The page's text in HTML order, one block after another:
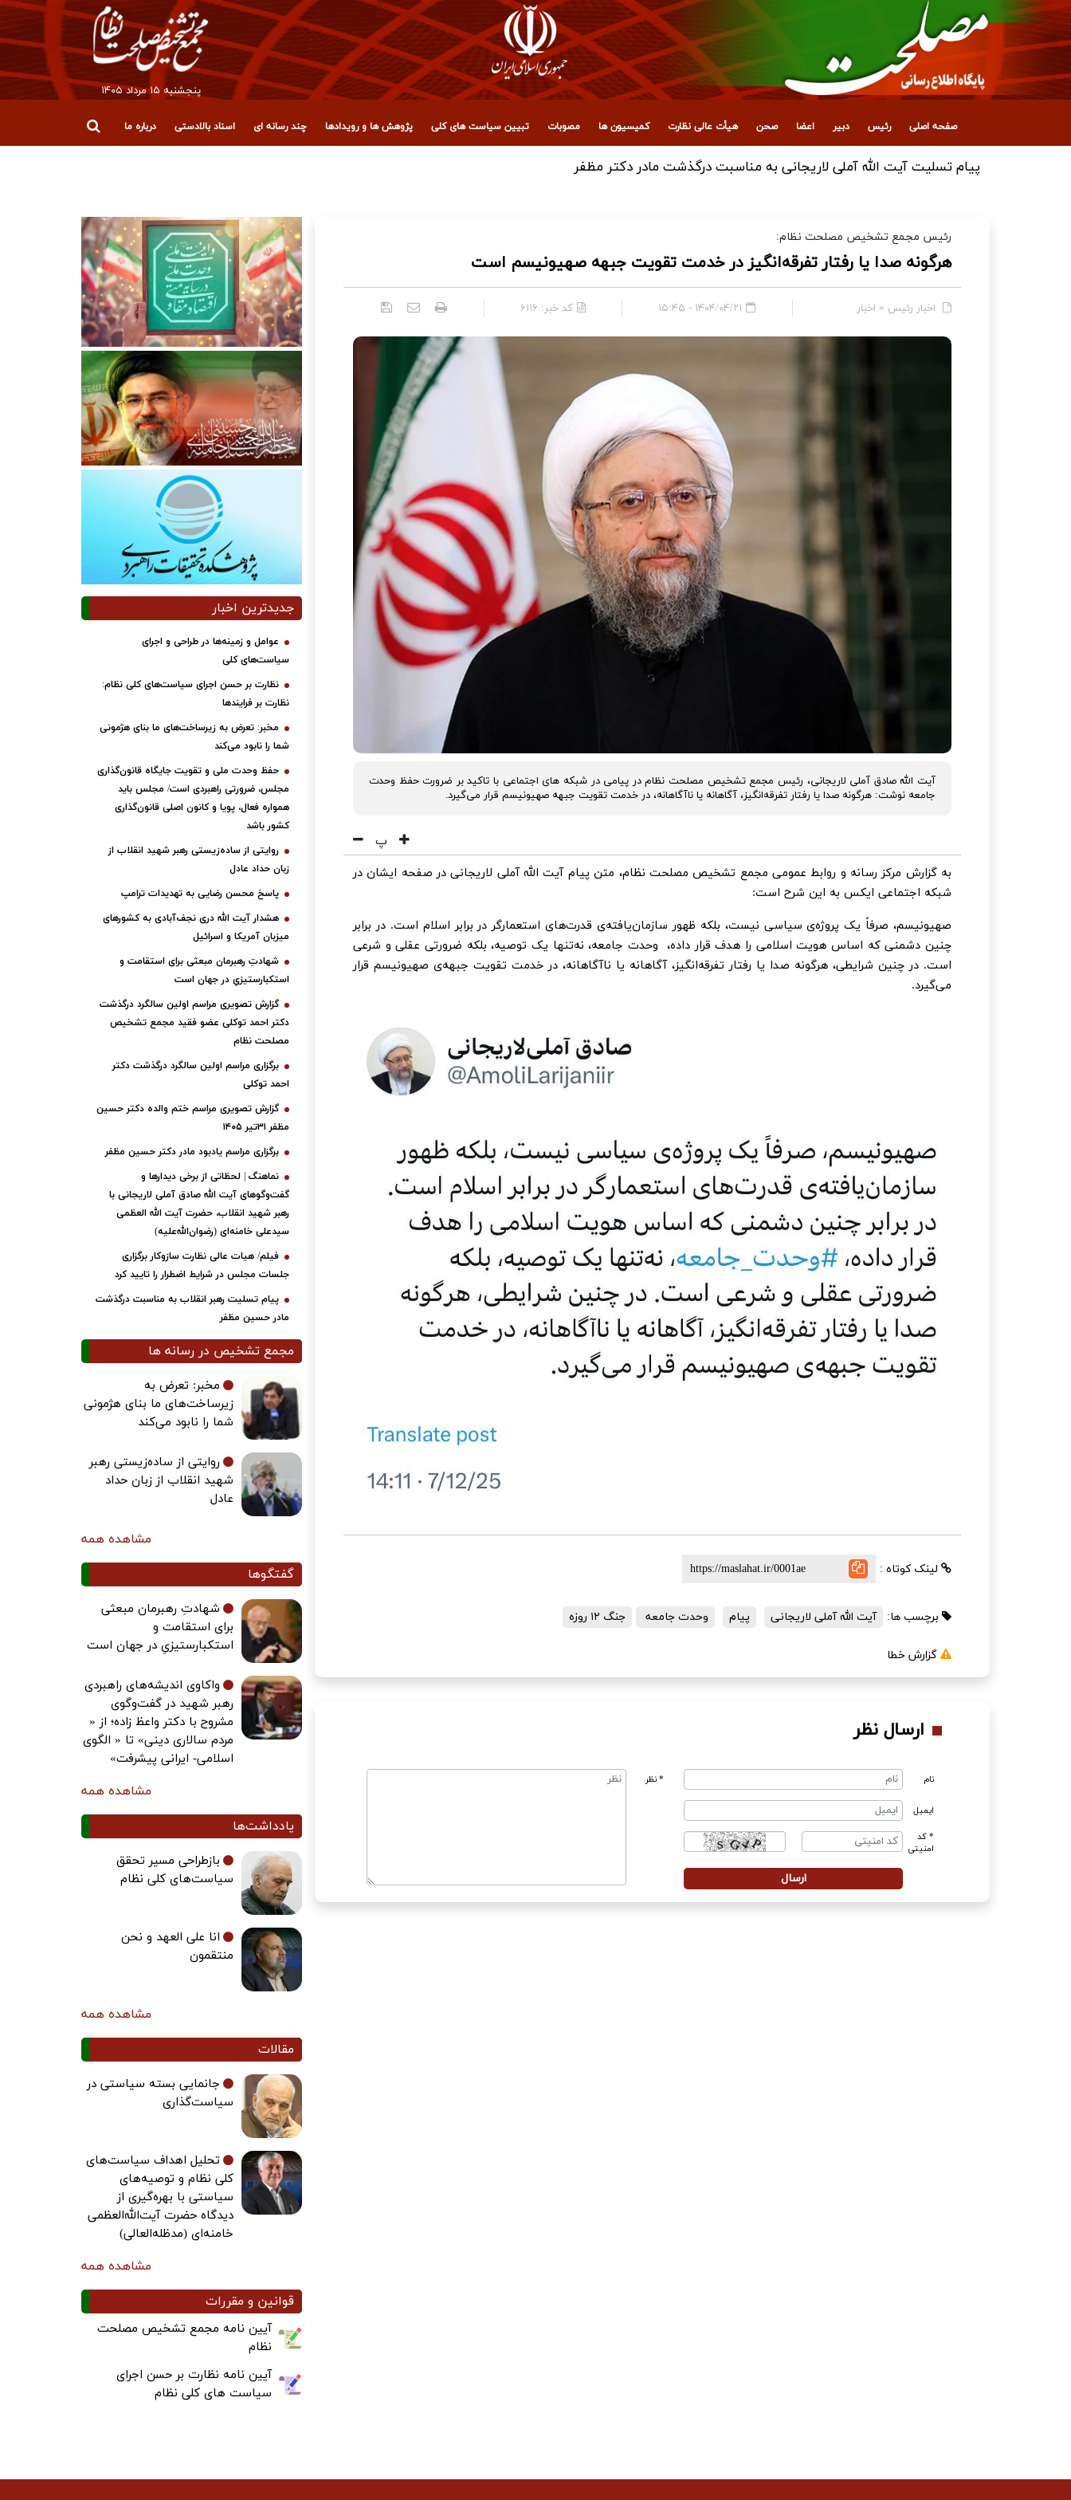
پنجشنبه ۱۵ مرداد ۱۴۰۵
صفحه اصلی رئیس دبیر اعضا صحن هیأت عالی نظارت کمیسیون ها مصوبات تبیین سیاست های کلی پژوهش ها و رویدادها چند رسانه ای اسناد بالادستی درباره ما
رئیس مجمع تشخیص مصلحت نظام:
هرگونه صدا یا رفتار تفرقه‌انگیز در خدمت تقویت جبهه‌ صهیونیسم است
اخبار رئیس » اخبار ۱۴۰۴/۰۴/۲۱ - ۱۵:۴۵ کد خبر: ۶۱۱۶
آیت الله صادق آملی لاریجانی، رئیس مجمع تشخیص مصلحت نظام در پیامی در شبکه های اجتماعی با تاکید بر ضرورت حفظ وحدت
جامعه نوشت: هرگونه صدا یا رفتار تفرقه‌انگیز، آگاهانه یا ناآگاهانه، در خدمت تقویت جبهه‌ صهیونیسم قرار می‌گیرد.
پ
به گزارش مرکز رسانه و روابط عمومی مجمع تشخیص مصلحت نظام، متن پیام آیت الله آملی لاریجانی در صفحه ایشان در
شبکه اجتماعی ایکس به این شرح است:
صهیونیسم، صرفاً یک پروژه‌ی سیاسی نیست، بلکه ظهور سازمان‌یافته‌ی قدرت‌های استعمارگر در برابر اسلام است. در برابر
چنین دشمنی که اساس هویت اسلامی را هدف قرار داده، ⁧ وحدت جامعه⁩، نه‌تنها یک توصیه، بلکه ضرورتی عقلی و شرعی
است. در چنین شرایطی، هرگونه صدا یا رفتار تفرقه‌انگیز، آگاهانه یا ناآگاهانه، در خدمت تقویت جبهه‌ی صهیونیسم قرار
می‌گیرد.
لینک کوتاه :
برچسب ها: آیت الله آملی لاریجانی پیام وحدت جامعه جنگ ۱۲ روزه
گزارش خطا
ارسال نظر
نام
ایمیل
* کد
امنیتی
* نظر
جدیدترین اخبار
عوامل و زمینه‌ها در طراحی و اجرای
سیاست‌های کلی
نظارت بر حسن اجرای سیاست‌های کلی نظام:
نظارت بر فرایندها
مخبر: تعرض به زیرساخت‌های ما بنای هژمونی
شما را نابود می‌کند
حفظ وحدت ملی و تقویت جایگاه قانون‌گذاری
مجلس، ضرورتی راهبردی است/ مجلس باید
همواره فعال، پویا و کانون اصلی قانون‌گذاری
کشور باشد
روایتی از ساده‌زیستی رهبر شهید انقلاب از
زبان حداد عادل
پاسخ محسن رضایی به تهدیدات ترامپ
هشدار آیت الله دری نجف‌آبادی به کشورهای
میزبان آمریکا و اسرائیل
شهادتِ رهبرمان مبعثی برای استقامت و
استکبارستیزیِ در جهان است
گزارش تصویری مراسم اولین سالگرد درگذشت
دکتر احمد توکلی عضو فقید مجمع تشخیص
مصلحت نظام
برگزاری مراسم اولین سالگرد درگذشت دکتر
احمد توکلی
گزارش تصویری مراسم ختم والده دکتر حسین
مظفر ۳۱تیر ۱۴۰۵
برگزاری مراسم یادبود مادر دکتر حسین مظفر
نماهنگ | لحظاتی از برخی دیدارها و
گفت‌وگوهای آیت ‌الله صادق آملی لاریجانی با
رهبر شهید انقلاب، حضرت آیت‌ الله العظمی
سیدعلی خامنه‌ای (رضوان‌الله‌علیه)
فیلم/ هیات عالی نظارت سازوکار برگزاری
جلسات مجلس در شرایط اضطرار را تایید کرد
پیام تسلیت رهبر انقلاب به مناسبت درگذشت
مادر حسین مظفر
مجمع تشخیص در رسانه ها
مخبر: تعرض به
زیرساخت‌های ما بنای هژمونی
شما را نابود می‌کند
روایتی از ساده‌زیستی رهبر
شهید انقلاب از زبان حداد
عادل
مشاهده همه
گفتگوها
شهادتِ رهبرمان مبعثی
برای استقامت و
استکبارستیزیِ در جهان است
واکاوی اندیشه‌های راهبردی
رهبر شهید در گفت‌وگوی
مشروح با دکتر واعظ زاده؛ از «
مردم سالاری دینی» تا « الگوی
اسلامی- ایرانی پیشرفت»
مشاهده همه
یادداشت‌ها
بازطراحی مسیر تحقق
سیاست‌های کلی نظام
انا علی العهد و نحن
منتقمون
مشاهده همه
مقالات
جانمایی بسته سیاستی در
سیاست‌گذاری
تحلیل اهداف سیاست‌های
کلی نظام و توصیه‌های
سیاستی با بهره‌گیری از
دیدگاه حضرت آیت‌الله‌العظمی
خامنه‌ای (مدظله‌العالی)
مشاهده همه
قوانین و مقررات
آیین نامه مجمع تشخیص مصلحت
نظام
آیین نامه نظارت بر حسن اجرای
سیاست های کلی نظام